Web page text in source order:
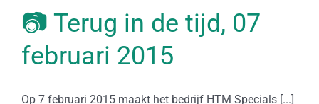
📷 Terug in de tijd, 07
februari 2015
Op 7 februari 2015 maakt het bedrijf HTM Specials [...]